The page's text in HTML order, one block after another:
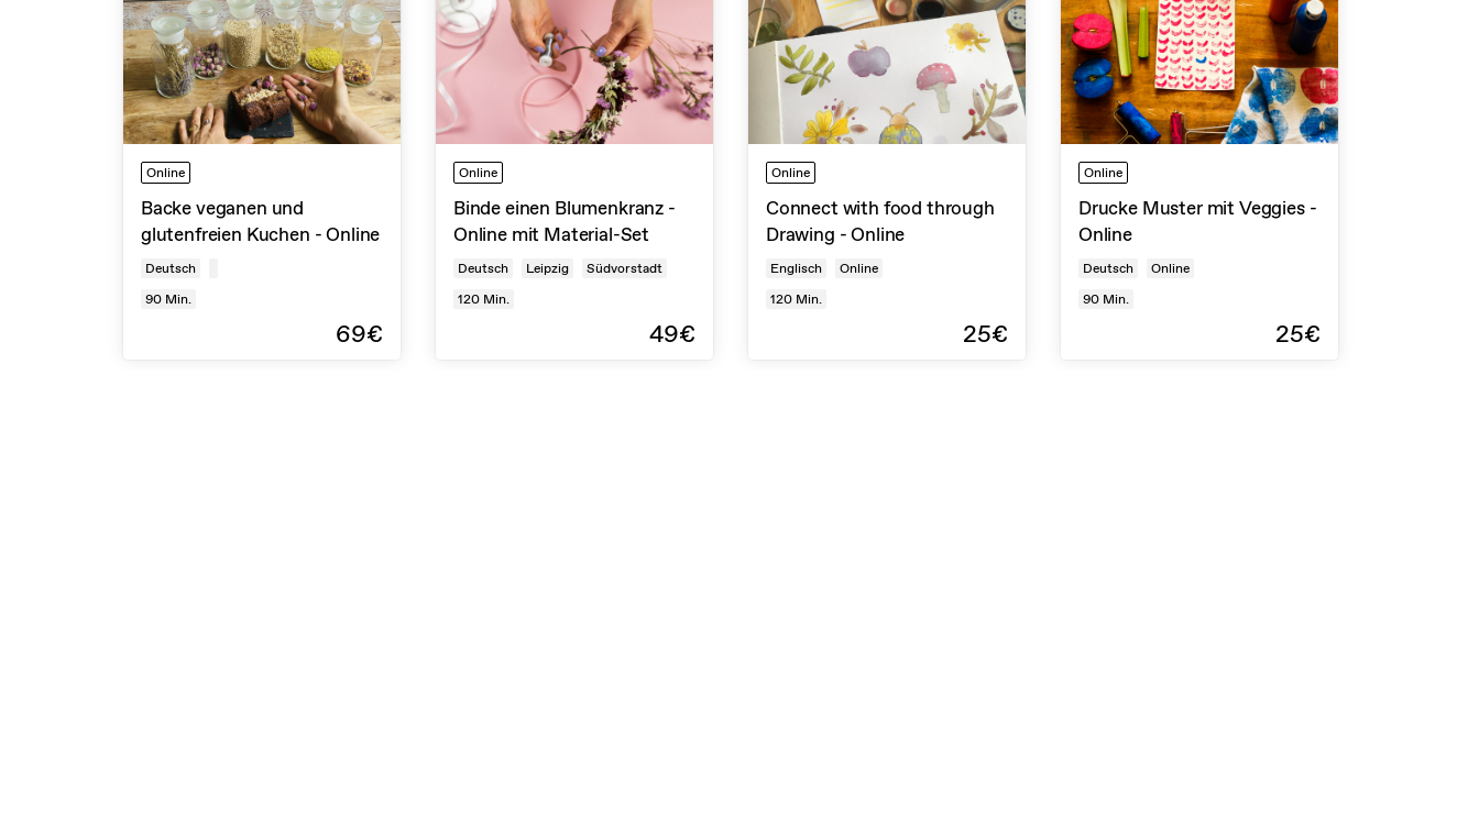
Online
Backe veganen und
glutenfreien Kuchen - Online
Deutsch
90 Min.
69€
Online
Binde einen Blumenkranz -
Online mit Material-Set
Deutsch Leipzig
Südvorstadt
120 Min.
49€
Online
Connect with food through
Drawing - Online
Englisch
Online
120 Min.
25€
Online
Drucke Muster mit Veggies -
Online
Deutsch
Online
90 Min.
25€